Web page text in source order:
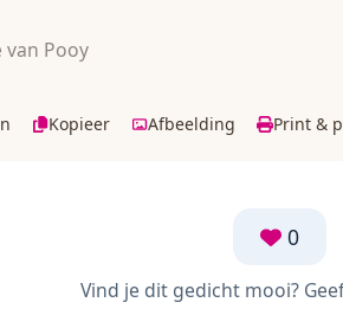
Pooy
Kopieer Afbeelding Print &
0
Vind je dit gedicht mooi?